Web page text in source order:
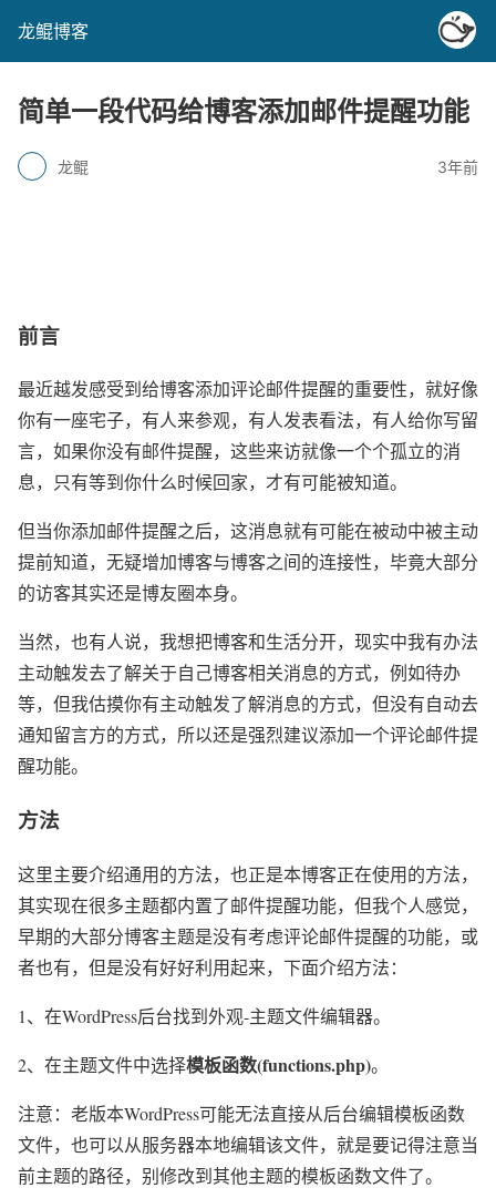
龙鲲博客
简单一段代码给博客添加邮件提醒功能
龙鲲 3年前
前言
最近越发感受到给博客添加评论邮件提醒的重要性，就好像
你有一座宅子，有人来参观，有人发表看法，有人给你写留
言，如果你没有邮件提醒，这些来访就像一个个孤立的消
息，只有等到你什么时候回家，才有可能被知道。
但当你添加邮件提醒之后，这消息就有可能在被动中被主动
提前知道，无疑增加博客与博客之间的连接性，毕竟大部分
的访客其实还是博友圈本身。
当然，也有人说，我想把博客和生活分开，现实中我有办法
主动触发去了解关于自己博客相关消息的方式，例如待办
等，但我估摸你有主动触发了解消息的方式，但没有自动去
通知留言方的方式，所以还是强烈建议添加一个评论邮件提
醒功能。
方法
这里主要介绍通用的方法，也正是本博客正在使用的方法，
其实现在很多主题都内置了邮件提醒功能，但我个人感觉，
早期的大部分博客主题是没有考虑评论邮件提醒的功能，或
者也有，但是没有好好利用起来，下面介绍方法：
1、在WordPress后台找到外观-主题文件编辑器。
2、在主题文件中选择模板函数(functions.php)。
注意：老版本WordPress可能无法直接从后台编辑模板函数
文件，也可以从服务器本地编辑该文件，就是要记得注意当
前主题的路径，别修改到其他主题的模板函数文件了。